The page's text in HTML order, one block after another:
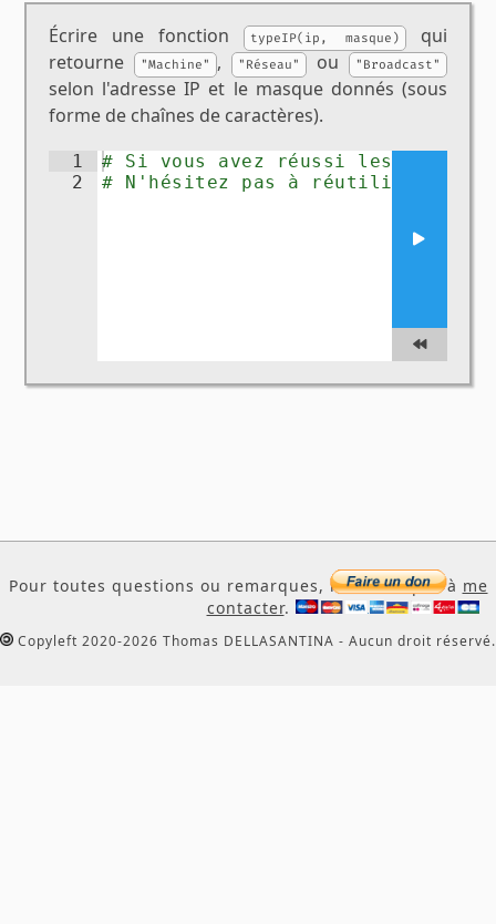
Écrire une fonction typeIP(ip, masque) qui
retourne "Machine" , "Réseau" ou "Broadcast"
selon l'adresse IP et le masque donnés (sous
forme de chaînes de caractères).
1
2
# Si vous avez réussi les
# N'hésitez pas à réutiliser les
Pour toutes questions ou remarques, n'hésitez pas à me
contacter.
Copyleft 2020-2026 Thomas DELLASANTINA - Aucun droit réservé.